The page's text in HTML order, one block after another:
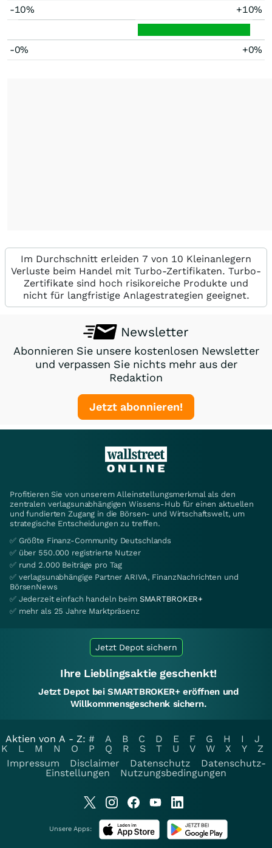
-10% +10%
-0% +0%
Im Durchschnitt erleiden 7 von 10 Kleinanlegern
Verluste beim Handel mit Turbo-Zertifikaten. Turbo-
Zertifikate sind hoch risikoreiche Produkte und
nicht für langfristige Anlagestrategien geeignet.
Newsletter
Abonnieren Sie unsere kostenlosen Newsletter
und verpassen Sie nichts mehr aus der
Redaktion
Jetzt abonnieren!
Profitieren Sie von unserem Alleinstellungsmerkmal als den
zentralen verlagsunabhängigen Wissens-Hub für einen aktuellen
und fundierten Zugang in die Börsen- und Wirtschaftswelt, um
strategische Entscheidungen zu treffen.
✅ Größte Finanz-Community Deutschlands
✅ über 550.000 registrierte Nutzer
✅ rund 2.000 Beiträge pro Tag
✅ verlagsunabhängige Partner ARIVA, FinanzNachrichten und
BörsenNews
✅ Jederzeit einfach handeln beim SMARTBROKER+
✅ mehr als 25 Jahre Marktpräsenz
Jetzt Depot sichern
Ihre Lieblingsaktie geschenkt!
Jetzt Depot bei SMARTBROKER+ eröffnen und
Willkommensgeschenk sichern.
Aktien von A - Z: # A B C D E F G H I
J
K
L M N O P Q R S T U V W X Y
Z
Impressum
Disclaimer Datenschutz
Datenschutz-
Einstellungen
Nutzungsbedingungen
Unsere Apps: